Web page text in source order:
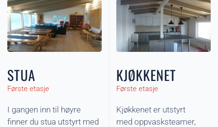
STUA
Første etasje
I gangen inn til høyre
finner du stua utstyrt med
KJØKKENET
Første etasje
Kjøkkenet er utstyrt
med oppvasksteamer,